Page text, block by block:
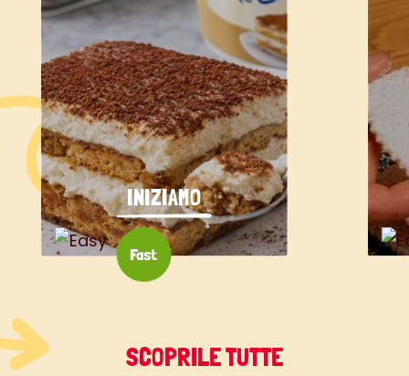
INIZIAMO
SCOPRILE TUTTE